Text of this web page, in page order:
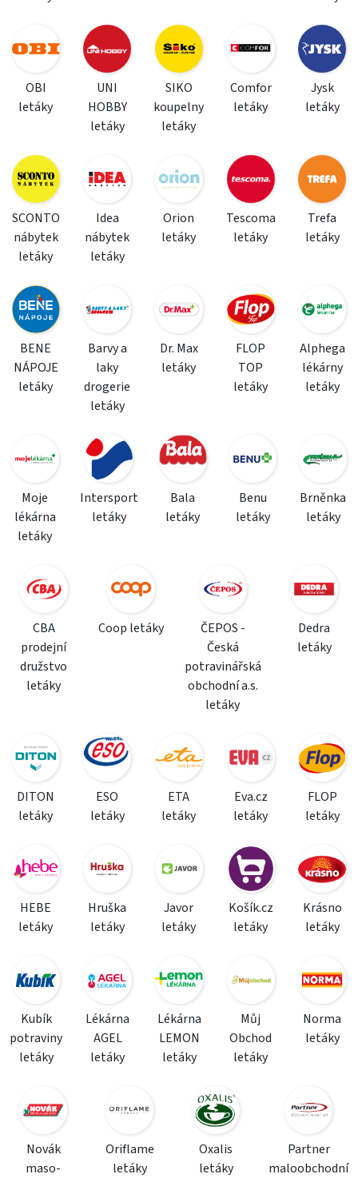
OBI
letáky
UNI
HOBBY
letáky
SIKO
koupelny
letáky
Comfor
letáky
Jysk
letáky
SCONTO
nábytek
letáky
Idea
nábytek
letáky
Orion
letáky
Tescoma
letáky
Trefa
letáky
BENE
NÁPOJE
letáky
Barvy a
laky
drogerie
letáky
Dr. Max
letáky
FLOP
TOP
letáky
Alphega
lékárny
letáky
Moje
lékárna
letáky
Intersport
letáky
Bala
letáky
Benu
letáky
Brněnka
letáky
CBA
prodejní
družstvo
letáky
Coop letáky
ČEPOS -
Česká
potravinářská
obchodní a.s.
letáky
Dedra
letáky
DITON
letáky
ESO
letáky
ETA
letáky
Eva.cz
letáky
FLOP
letáky
HEBE
letáky
Hruška
letáky
Javor
letáky
Košík.cz
letáky
Krásno
letáky
Kubík
potraviny
letáky
Lékárna
AGEL
letáky
Lékárna
LEMON
letáky
Můj
Obchod
letáky
Norma
letáky
Novák
maso-
Oriflame
letáky
Oxalis
letáky
Partner
maloobchodní